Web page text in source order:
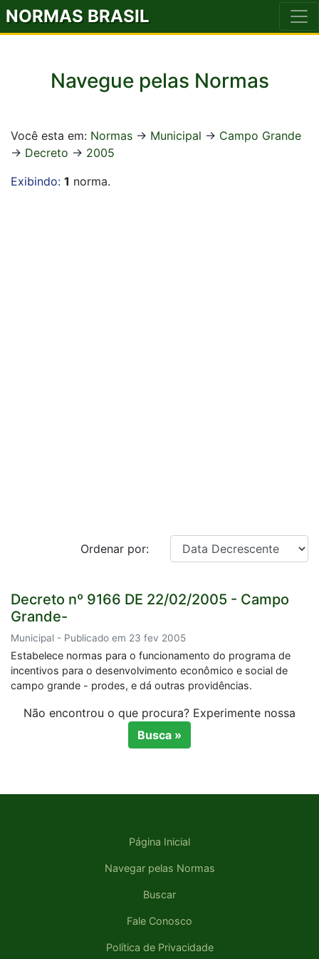
NORMAS BRASIL
Navegue pelas Normas
Você esta em: Normas -> Municipal -> Campo Grande
-> Decreto -> 2005
Exibindo: 1 norma.
Ordenar por:
Decreto nº 9166 DE 22/02/2005 - Campo
Grande-
Municipal - Publicado em 23 fev 2005
Estabelece normas para o funcionamento do programa de
incentivos para o desen­volvimento econômico e social de
campo grande - prodes, e dá outras providências.
Não encontrou o que procura? Experimente nossa
Busca »
Página Inicial
Navegar pelas Normas
Buscar
Fale Conosco
Política de Privacidade